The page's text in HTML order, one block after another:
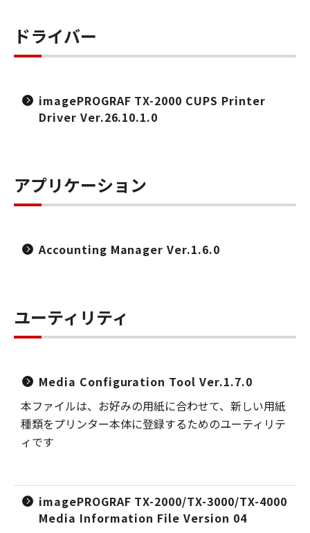
ドライバー
imagePROGRAF TX-2000 CUPS Printer
Driver Ver.26.10.1.0
アプリケーション
Accounting Manager Ver.1.6.0
ユーティリティ
Media Configuration Tool Ver.1.7.0
本ファイルは、お好みの用紙に合わせて、新しい用紙
種類をプリンター本体に登録するためのユーティリテ
ィです
imagePROGRAF TX-2000/TX-3000/TX-4000
Media Information File Version 04